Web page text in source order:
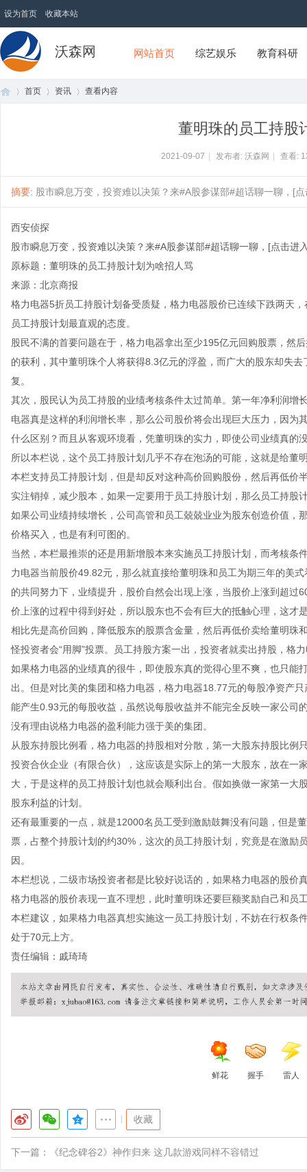
设为首页 收藏本站
沃森网 网站首页 综艺娱乐 教育科研
首页 资讯 查看内容
董明珠的员工持股
2021-09-07 发布者: 沃森网 查看:
摘要: 股市瞬息万变，投资难以决策？来#A股参谋部#超话聊一聊，[
西安侦探
股市瞬息万变，投资难以决策？来#A股参谋部#超话聊一聊，[点击进
原标题：董明珠的员工持股计划为啥招人骂
来源：北京商报
格力电器5折员工持股计划备受质疑，格力电器股价已连续下跌两天
员工持股计划最直观的态度。
股民不满的首要问题在于，格力电器拿出至少195亿元回购股票，然
的获利，其中董明珠个人将获得8.3亿元的浮盈，而广大的股东却失
复。
其次，股民认为员工持股的业绩考核条件太过简单。第一年净利润增
电器真是这样的利润增长率，那么公司股价将会出现巨大压力，因
什么区别？而且从客观环境看，凭董明珠的实力，即使公司业绩真的
所以本栏说，这个员工持股计划几乎不存在泡汤的可能，这就是给董
本栏支持员工持股计划，但是却反对这种高价回购股份，然后再低价
实注销掉，减少股本，如果一定要用于员工持股计划，那么员工持
如果公司业绩持续增长，公司高管和员工兢兢业业为股东创造价值，
价格买入，也是有利可图的。
当然，本栏最推崇的还是用新增股本来实施员工持股计划，而考核
力电器当前股价49.82元，那么就直接给董明珠和员工为期三年的美
的共同努力下，业绩提升，股价自然会出现上涨，当股价上涨到超
价上涨的过程中得到好处，所以股东也不会有巨大的抵触心理，这才
相比先是高价回购，降低股东的股票含金量，然后再低价卖给董明珠
怪投资者会“用脚”投票。员工持股方案一出，投资者就卖出持股，格
如果格力电器的业绩真的很牛，即使股东真的觉得心里不爽，也只能
出。但是对比美的集团和格力电器，格力电器18.77元的每股净资产
能产生0.93元的每股收益，虽然说每股收益并不能完全反映一家公司
没有理由说格力电器的盈利能力强于美的集团。
从股东持股比例看，格力电器的持股相对分散，第一大股东持股比
投资合伙企业（有限合伙），这应该是实际上的第一大股东，故在一
大，于是这样的员工持股计划也就会顺利出台。假如换做一家第一
股东利益的计划。
还有最重要的一点，就是12000名员工受到激励鼓舞没有问题，但是
票，占整个持股计划的约30%，这次的员工持股计划，究竟是在激
因。
本栏想说，二级市场投资者都是比较好说话的，如果格力电器的股价
格力电器的股价表现一直不理想，此时董明珠还要巨额奖励自己和员
本栏建议，如果格力电器真想实施这一员工持股计划，不妨在行权
处于70元上方。
责任编辑：戚琦琦
鲜花 握手 雷人
收藏
下一篇： 《纪念碑谷2》神作归来 这几款游戏同样不容错过